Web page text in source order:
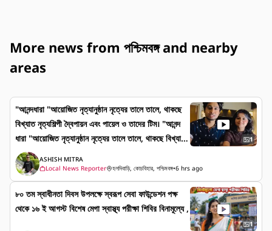
More news from পশ্চিমবঙ্গ and nearby
areas
"আনন্দধারা "আয়োজিত নৃত্যানুষ্ঠান নৃত্যের তালে তালে, থাকছে
বিখ্যাত নৃত্যশিল্পী দ্বৈপায়ন এবং পায়েল ও তাদের টিম। "আনন্দ
ধারা "আয়োজিত নৃত্যানুষ্ঠান নৃত্যের তালে তালে, থাকছে বিখ্যাত
নৃত্যশিল্পী দ্বৈপায়ন এবং পায়েল ও তাদের টিম।
1
ASHISH MITRA
Local News Reporter
হলদিবাড়ি, কোচবিহার, পশ্চিমবঙ্গ•6 hrs ago
৮০ তম স্বাধীনতা দিবস উপলক্ষে স্বরূপ সেবা ফাউন্ডেশন পক্ষ
থেকে ১৬ ই আগস্ট বিশেষ মেগা স্বাস্থ্য পরীক্ষা শিবির বিনামূল্যে ,
1